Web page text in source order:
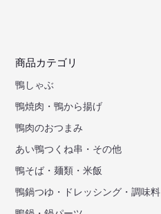
商品カテゴリ
鴨しゃぶ
鴨焼肉・鴨から揚げ
鴨肉のおつまみ
あい鴨つくね串・その他
鴨そば・麺類・米飯
鴨鍋つゆ・ドレッシング・調味料